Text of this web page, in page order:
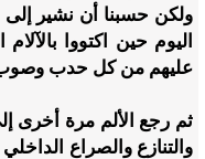
ولكن حسبنا أن نشير
اليوم حين اكتووا
عليهم من كل حدب
ثم رجع الألم مرة أخرى
والتنازع والصراع